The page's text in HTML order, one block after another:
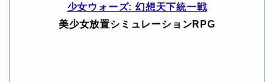
少女ウォーズ: 幻想天下統一戦
美少女放置シミュレーションRPG